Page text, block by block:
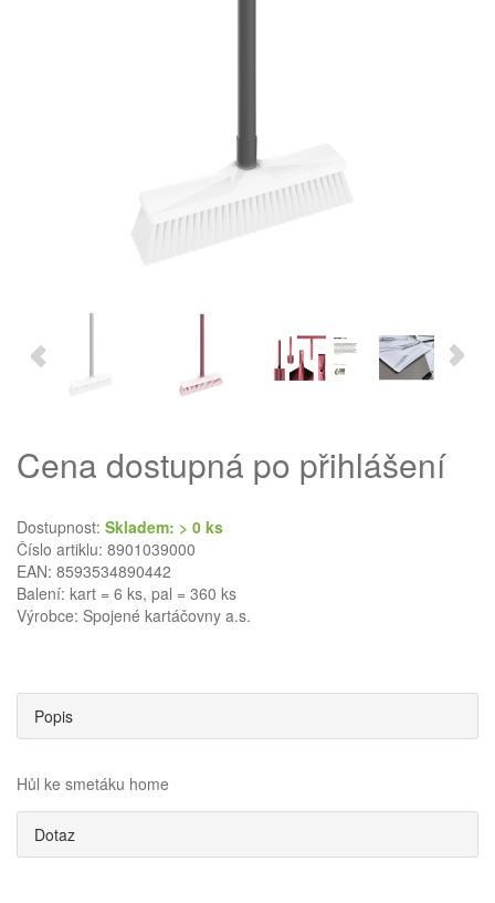
Cena dostupná po přihlášení
Dostupnost: Skladem: > 0 ks
Číslo artiklu: 8901039000
EAN: 8593534890442
Balení: kart = 6 ks, pal = 360 ks
Výrobce: Spojené kartáčovny a.s.
Popis
Hůl ke smetáku home
Dotaz